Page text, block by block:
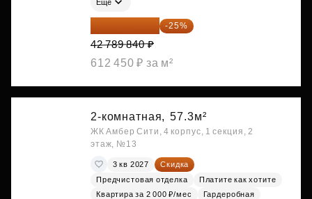
Ещё
32 092 380 ₽ -25%
42 789 840 ₽
612 450 ₽ за м²
2-комнатная, 57.3м²
ЖК Амбер Сити, 4 корпус, 1 секция, 2
этаж, №13
3 кв 2027
Скидка
Предчистовая отделка
Платите как хотите
Квартира за 2 000 ₽/мес
Гардеробная